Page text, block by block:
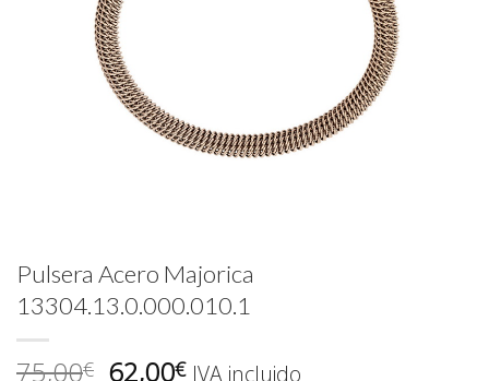
Pulsera Acero Majorica
13304.13.0.000.010.1
75,00€ El
62,00€ElIVA incluido